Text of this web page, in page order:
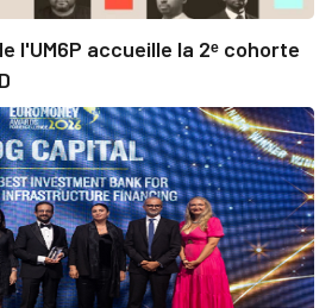
l'UM6P accueille la 2ᵉ cohorte